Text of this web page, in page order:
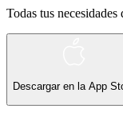
Todas tus
Descargar en la App